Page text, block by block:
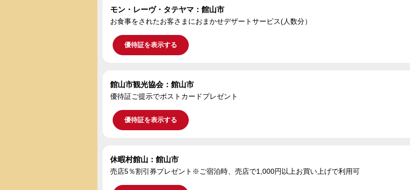
モン・レーヴ・タテヤマ：館山市
お食事をされたお客さまにおまかせデザートサービス(人数分）
優待証を表示する
館山市観光協会：館山市
優待証ご提示でポストカードプレゼント
優待証を表示する
休暇村館山：館山市
売店5％割引券プレゼント※ご宿泊時、売店で1,000円以上お買い上げで利用可